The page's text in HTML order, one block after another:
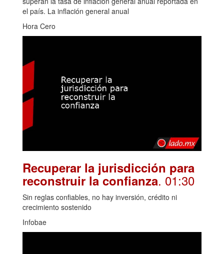
el país. La inflación general anual
Hora Cero
Recuperar la jurisdicción para
reconstruir la confianza. 01:30
Sin reglas confiables, no hay inversión, crédito ni
crecimiento sostenido
Infobae